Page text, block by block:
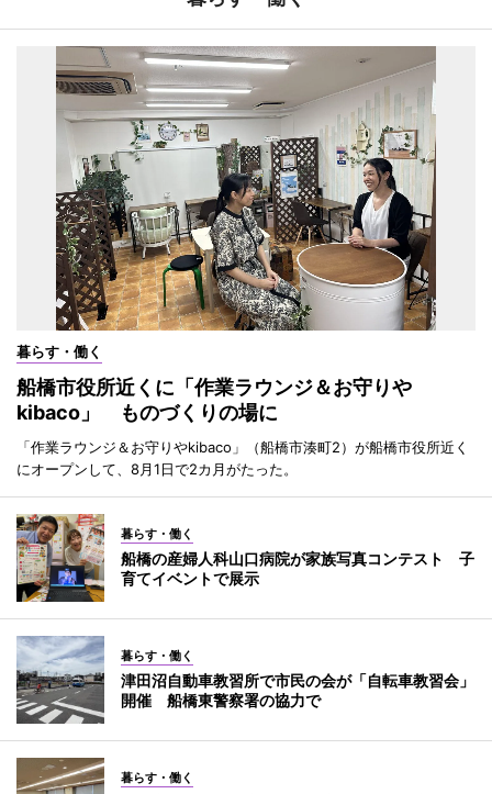
暮らす・働く
船橋市役所近くに「作業ラウンジ＆お守りや
kibaco」 ものづくりの場に
「作業ラウンジ＆お守りやkibaco」（船橋市湊町2）が船橋市役所近く
にオープンして、8月1日で2カ月がたった。
暮らす・働く
船橋の産婦人科山口病院が家族写真コンテスト 子
育てイベントで展示
暮らす・働く
津田沼自動車教習所で市民の会が「自転車教習会」
開催 船橋東警察署の協力で
暮らす・働く